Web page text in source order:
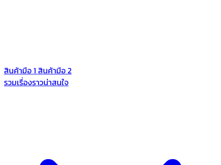
สินค้ามือ 1 สินค้ามือ 2
รวมเรื่องราวน่าสนใจ